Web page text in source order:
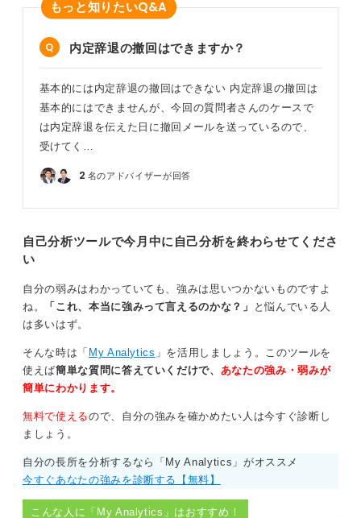
もっと知りたいQ&A
内定辞退の撤回はできますか？
基本的には内定辞退の撤回はできない 内定辞退の撤回は
基本的にはできませんが、今回の質問者さんのケースで
は内定辞退を伝えた日に撤回メールを送っているので、
受けてく…
2 名のアドバイザーが回答
自己分析ツールで今月中に自己分析を終わらせてくださ
い
自分の弱みはわかっていても、強みは思いつかないものですよ
ね。
「これ、本当に強みって言えるのかな？」
と悩んでいる人
は多いはず。
そんな時は「 My Analytics 」を活用しましょう。このツールを
使えば簡単な質問に答えていくだけで、 あなたの強み・弱みが
簡単にわかります。
無料で使えるので、自分の強みを確かめたい人は今すぐ診断し
ましょう。
自分の長所を分析するなら「My Analytics」がオススメ
今すぐあなたの強みを診断する【無料】
こんな人に「My Analytics」はおすすめ！